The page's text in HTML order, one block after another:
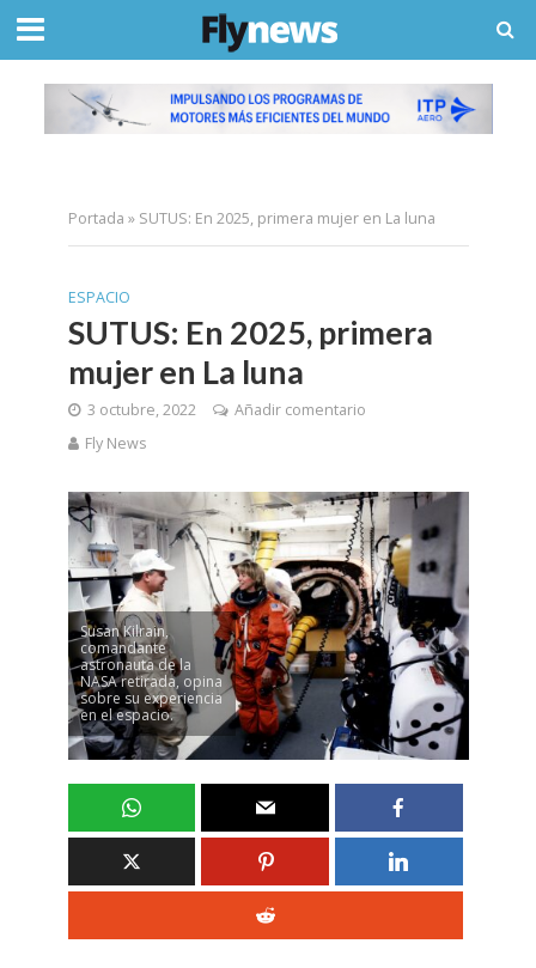
Portada » SUTUS: En 2025, primera mujer en La luna
ESPACIO
SUTUS: En 2025, primera
mujer en La luna
3 octubre, 2022
Añadir comentario
Fly News
Susan Kilrain,
comandante
astronauta de la
NASA retirada, opina
sobre su experiencia
en el espacio.